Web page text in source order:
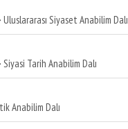
Uluslararası Siyaset Anabilim Dalı
Siyasi Tarih Anabilim Dalı
Anabilim Dalı